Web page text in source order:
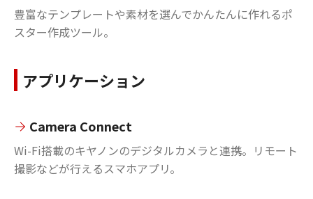
豊富なテンプレートや素材を選んでかんたんに作れるポ
スター作成ツール。
アプリケーション
Camera Connect
Wi-Fi搭載のキヤノンのデジタルカメラと連携。リモート
撮影などが行えるスマホアプリ。